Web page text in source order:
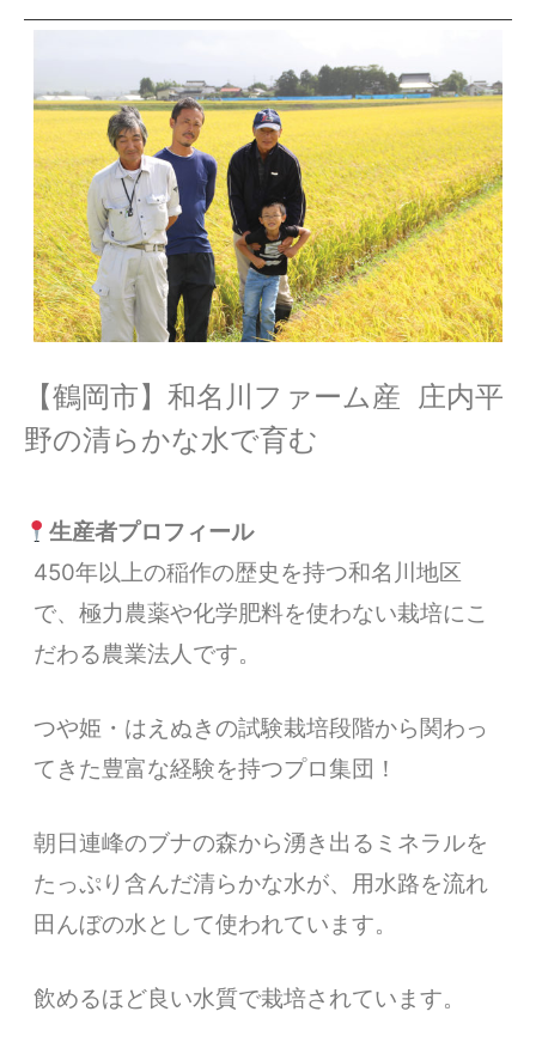
【鶴岡市】和名川ファーム産 庄内平
野の清らかな水で育む
生産者プロフィール
450年以上の稲作の歴史を持つ和名川地区
で、極力農薬や化学肥料を使わない栽培にこ
だわる農業法人です。
つや姫・はえぬきの試験栽培段階から関わっ
てきた豊富な経験を持つプロ集団！
朝日連峰のブナの森から湧き出るミネラルを
たっぷり含んだ清らかな水が、用水路を流れ
田んぼの水として使われています。
飲めるほど良い水質で栽培されています。